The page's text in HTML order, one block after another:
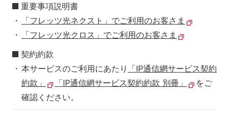
重要事項説明書
「フレッツ光ネクスト」でご利用のお客さま
「フレッツ光クロス」でご利用のお客さま
契約約款
本サービスのご利用にあたり
「IP通信網サービス契約
約款」
「IP通信網サービス契約約款 別冊」
をご
確認ください。